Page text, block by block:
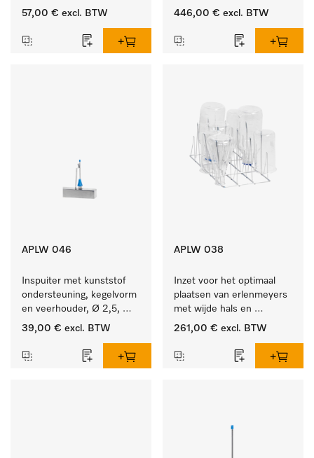
ster, Ø 6, lengte 275 mm.
57,00 € excl. BTW
446,00 € excl. BTW
APLW 046
Inspuiter met kunststof
ondersteuning, kegelvorm
en veerhouder, Ø 2,5,
lengte 80 mm.
39,00 € excl. BTW
APLW 038
Inzet voor het optimaal
plaatsen van erlenmeyers
met wijde hals en
maatcylinders.
261,00 € excl. BTW